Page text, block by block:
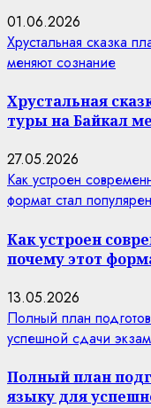
01.06.2026
Хрустальная сказка
меняют сознание
Хрустальная
туры на Байкал
27.05.2026
Как устроен
формат стал популярен
Как устроен
почему этот
13.05.2026
Полный план
успешной сдачи
Полный план
языку для